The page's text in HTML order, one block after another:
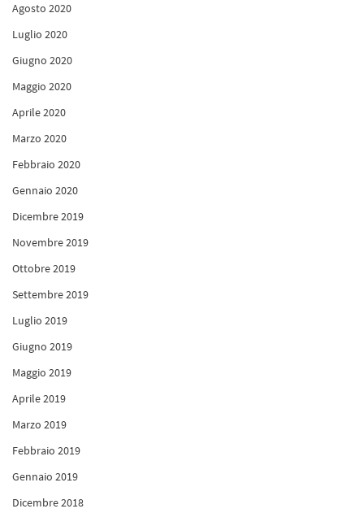
Agosto 2020
Luglio 2020
Giugno 2020
Maggio 2020
Aprile 2020
Marzo 2020
Febbraio 2020
Gennaio 2020
Dicembre 2019
Novembre 2019
Ottobre 2019
Settembre 2019
Luglio 2019
Giugno 2019
Maggio 2019
Aprile 2019
Marzo 2019
Febbraio 2019
Gennaio 2019
Dicembre 2018